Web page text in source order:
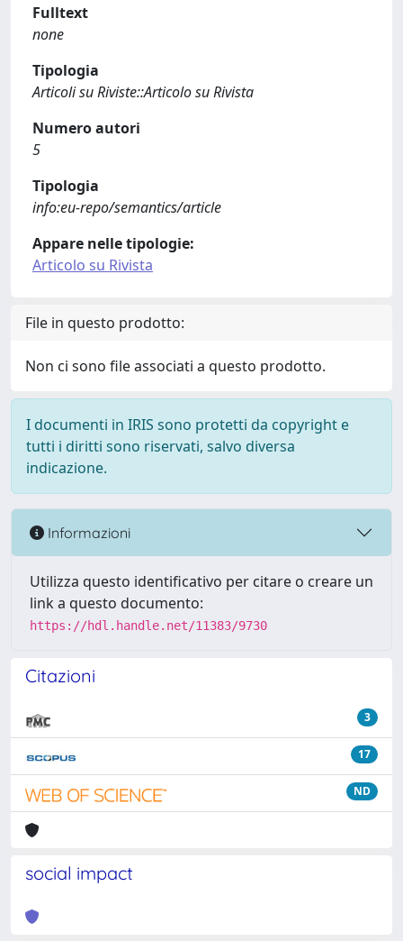
Fulltext
none
Tipologia
Articoli su Riviste::Articolo su Rivista
Numero autori
5
Tipologia
info:eu-repo/semantics/article
Appare nelle tipologie:
Articolo su Rivista
File in questo prodotto:
Non ci sono file associati a questo prodotto.
I documenti in IRIS sono protetti da copyright e
tutti i diritti sono riservati, salvo diversa
indicazione.
Informazioni
Utilizza questo identificativo per citare o creare un
link a questo documento:
https://hdl.handle.net/11383/9730
Citazioni
3
17
ND
social impact